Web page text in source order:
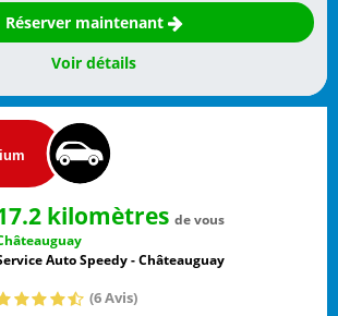
Réserver maintenant
Voir détails
kilomètres de vous
Auto Speedy - Châteauguay
(6 Avis)